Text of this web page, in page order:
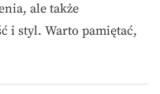
ale także
i styl. Warto pamiętać,